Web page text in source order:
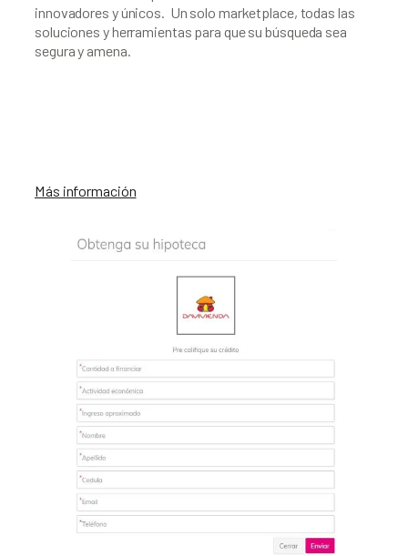
innovadores y únicos.  Un solo marketplace, todas las
soluciones y herramientas para que su búsqueda sea
segura y amena.
Más información